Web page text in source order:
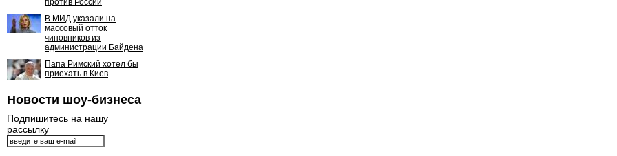
против России
В МИД указали на
массовый отток
чиновников из
администрации Байдена
Папа Римский хотел бы
приехать в Киев
Новости шоу-бизнеса
Подпишитесь на нашу
рассылку